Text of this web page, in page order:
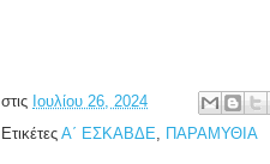
στις Ιουλίου 26, 2024
Ετικέτες Α΄ ΕΣΚΑΒΔΕ, ΠΑΡΑΜΥΘΙΑ